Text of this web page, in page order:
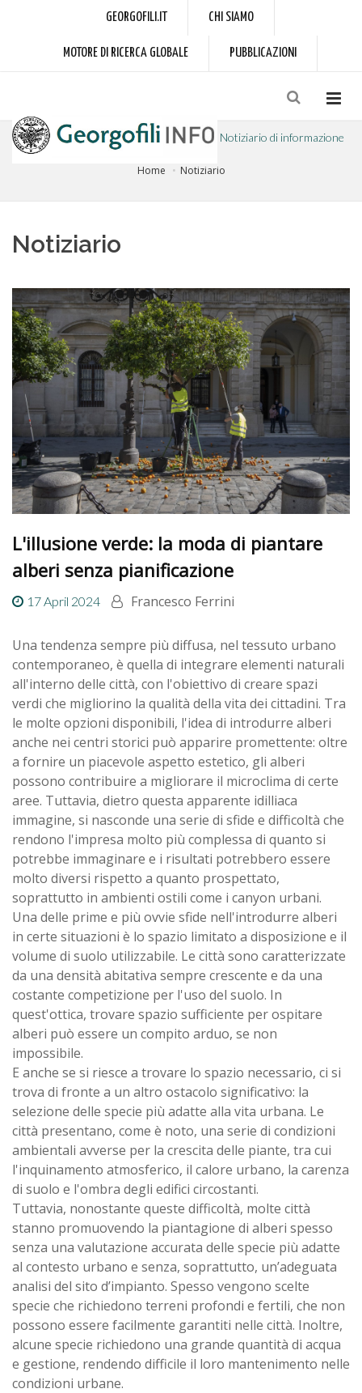
GEORGOFILI.IT CHI SIAMO
MOTORE DI RICERCA GLOBALE PUBBLICAZIONI
Notiziario di informazione
Home Notiziario
Notiziario
L'illusione verde: la moda di piantare
alberi senza pianificazione
17 April 2024 Francesco Ferrini
Una tendenza sempre più diffusa, nel tessuto urbano
contemporaneo, è quella di integrare elementi naturali
all'interno delle città, con l'obiettivo di creare spazi
verdi che migliorino la qualità della vita dei cittadini. Tra
le molte opzioni disponibili, l'idea di introdurre alberi
anche nei centri storici può apparire promettente: oltre
a fornire un piacevole aspetto estetico, gli alberi
possono contribuire a migliorare il microclima di certe
aree. Tuttavia, dietro questa apparente idilliaca
immagine, si nasconde una serie di sfide e difficoltà che
rendono l'impresa molto più complessa di quanto si
potrebbe immaginare e i risultati potrebbero essere
molto diversi rispetto a quanto prospettato,
soprattutto in ambienti ostili come i canyon urbani.
Una delle prime e più ovvie sfide nell'introdurre alberi
in certe situazioni è lo spazio limitato a disposizione e il
volume di suolo utilizzabile. Le città sono caratterizzate
da una densità abitativa sempre crescente e da una
costante competizione per l'uso del suolo. In
quest'ottica, trovare spazio sufficiente per ospitare
alberi può essere un compito arduo, se non
impossibile.
E anche se si riesce a trovare lo spazio necessario, ci si
trova di fronte a un altro ostacolo significativo: la
selezione delle specie più adatte alla vita urbana. Le
città presentano, come è noto, una serie di condizioni
ambientali avverse per la crescita delle piante, tra cui
l'inquinamento atmosferico, il calore urbano, la carenza
di suolo e l'ombra degli edifici circostanti.
Tuttavia, nonostante queste difficoltà, molte città
stanno promuovendo la piantagione di alberi spesso
senza una valutazione accurata delle specie più adatte
al contesto urbano e senza, soprattutto, un’adeguata
analisi del sito d’impianto. Spesso vengono scelte
specie che richiedono terreni profondi e fertili, che non
possono essere facilmente garantiti nelle città. Inoltre,
alcune specie richiedono una grande quantità di acqua
e gestione, rendendo difficile il loro mantenimento nelle
condizioni urbane.